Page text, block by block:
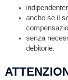
anche se il
senza
debitorie.